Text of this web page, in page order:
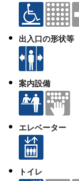
出入口の形状等
案内設備
エレベーター
トイレ